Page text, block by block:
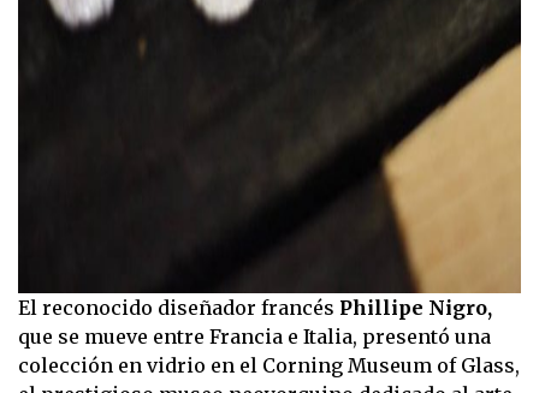
El reconocido diseñador francés Phillipe Nigro,
que se mueve entre Francia e Italia, presentó una
colección en vidrio en el Corning Museum of Glass,